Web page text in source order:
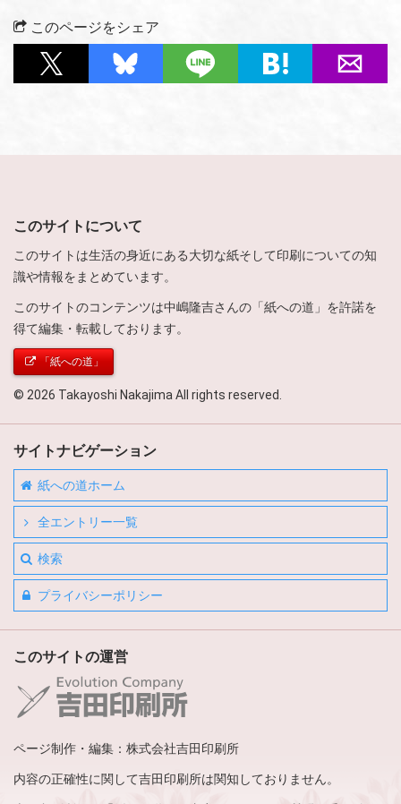
このページをシェア
このサイトについて
このサイトは生活の身近にある大切な紙そして印刷についての知
識や情報をまとめています。
このサイトのコンテンツは中嶋隆吉さんの「紙への道」を許諾を
得て編集・転載しております。
「紙への道」
© 2026 Takayoshi Nakajima All rights reserved.
サイトナビゲーション
紙への道ホーム
全エントリー一覧
検索
プライバシーポリシー
このサイトの運営
ページ制作・編集：株式会社吉田印刷所
内容の正確性に関して吉田印刷所は関知しておりません。